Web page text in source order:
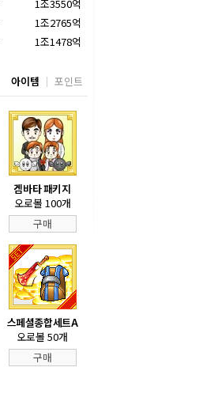
1조3550억
1조2765억
1조1478억
아이템 포인트
겜바타 패키지
오로볼 100개
구매
스페셜종합세트A
오로볼 50개
구매